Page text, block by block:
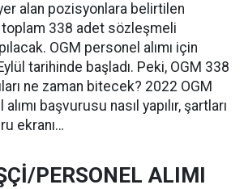
alan pozisyonlara belirtilen
338 adet sözleşmeli
OGM personel alımı için
tarihinde başladı. Peki, OGM 338
ne zaman bitecek? 2022 OGM
başvurusu nasıl yapılır, şartları
ekranı…
PERSONEL ALIMI